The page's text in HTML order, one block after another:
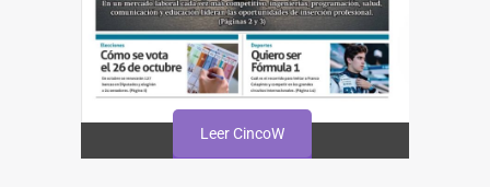
Leer CincoW